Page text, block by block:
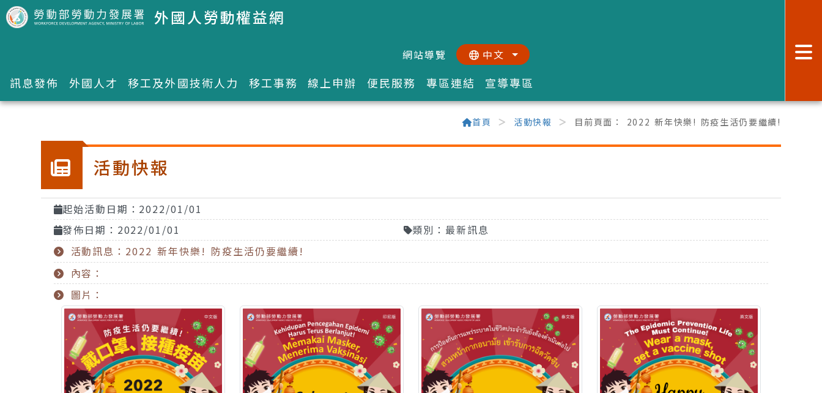
跳到主要內容區塊 外國人勞動權益網
:::網站導覽 中文
訊息發佈 外國人才 移工及外國技術人力 移工事務 線上申辦 便民服務 專區連結 宣導專區
首頁 活動快報 目前頁面： 2022 新年快樂! 防疫生活仍要繼續!
活動快報
起始活動日期：2022/01/01
發佈日期：2022/01/01
類別：最新訊息
活動訊息：2022 新年快樂! 防疫生活仍要繼續!
內容：
圖片：